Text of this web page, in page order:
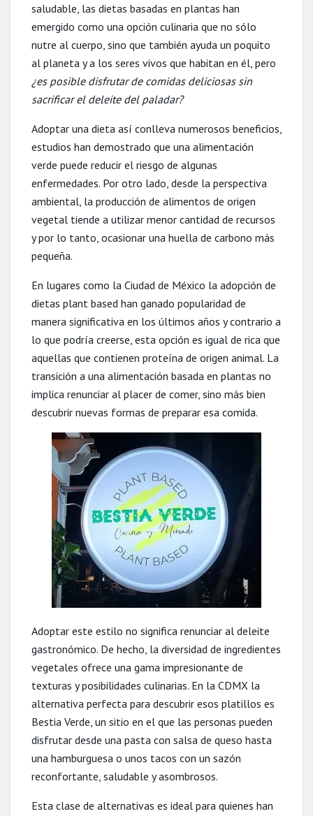
saludable, las dietas basadas en plantas han
emergido como una opción culinaria que no sólo
nutre al cuerpo, sino que también ayuda un poquito
al planeta y a los seres vivos que habitan en él, pero
¿es posible disfrutar de comidas deliciosas sin
sacrificar el deleite del paladar?
Adoptar una dieta así conlleva numerosos beneficios,
estudios han demostrado que una alimentación
verde puede reducir el riesgo de algunas
enfermedades. Por otro lado, desde la perspectiva
ambiental, la producción de alimentos de origen
vegetal tiende a utilizar menor cantidad de recursos
y por lo tanto, ocasionar una huella de carbono más
pequeña.
En lugares como la Ciudad de México la adopción de
dietas plant based han ganado popularidad de
manera significativa en los últimos años y contrario a
lo que podría creerse, esta opción es igual de rica que
aquellas que contienen proteína de origen animal. La
transición a una alimentación basada en plantas no
implica renunciar al placer de comer, sino más bien
descubrir nuevas formas de preparar esa comida.
Adoptar este estilo no significa renunciar al deleite
gastronómico. De hecho, la diversidad de ingredientes
vegetales ofrece una gama impresionante de
texturas y posibilidades culinarias. En la CDMX la
alternativa perfecta para descubrir esos platillos es
Bestia Verde, un sitio en el que las personas pueden
disfrutar desde una pasta con salsa de queso hasta
una hamburguesa o unos tacos con un sazón
reconfortante, saludable y asombrosos.
Esta clase de alternativas es ideal para quienes han